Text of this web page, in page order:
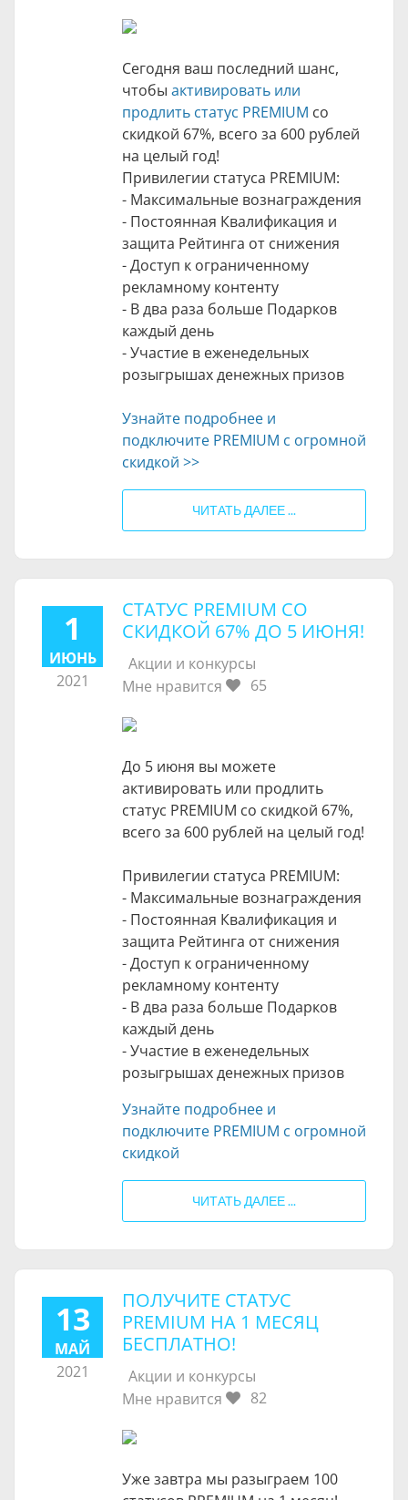
Сегодня ваш последний шанс,
чтобы активировать или
продлить статус PREMIUM со
скидкой 67%, всего за 600 рублей
на целый год!
Привилегии статуса PREMIUM:
- Максимальные вознаграждения
- Постоянная Квалификация и
защита Рейтинга от снижения
- Доступ к ограниченному
рекламному контенту
- В два раза больше Подарков
каждый день
- Участие в еженедельных
розыгрышах денежных призов
Узнайте подробнее и
подключите PREMIUM с огромной
скидкой >>
ЧИТАТЬ ДАЛЕЕ ...
1
ИЮНЬ
2021
СТАТУС PREMIUM СО
СКИДКОЙ 67% ДО 5 ИЮНЯ!
Акции и конкурсы
Мне нравится
65
До 5 июня вы можете
активировать или продлить
статус PREMIUM со скидкой 67%,
всего за 600 рублей на целый год!
Привилегии статуса PREMIUM:
- Максимальные вознаграждения
- Постоянная Квалификация и
защита Рейтинга от снижения
- Доступ к ограниченному
рекламному контенту
- В два раза больше Подарков
каждый день
- Участие в еженедельных
розыгрышах денежных призов
Узнайте подробнее и
подключите PREMIUM с огромной
скидкой
ЧИТАТЬ ДАЛЕЕ ...
13
МАЙ
2021
ПОЛУЧИТЕ СТАТУС
PREMIUM НА 1 МЕСЯЦ
БЕСПЛАТНО!
Акции и конкурсы
Мне нравится
82
Уже завтра мы разыграем 100